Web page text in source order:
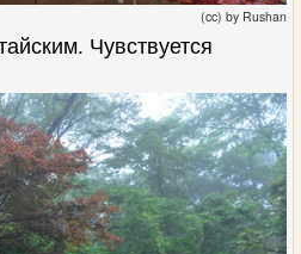
(cc) by Rushan
Чувствуется